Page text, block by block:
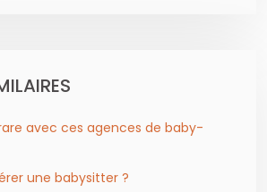
avec ces agences de baby-
une babysitter ?